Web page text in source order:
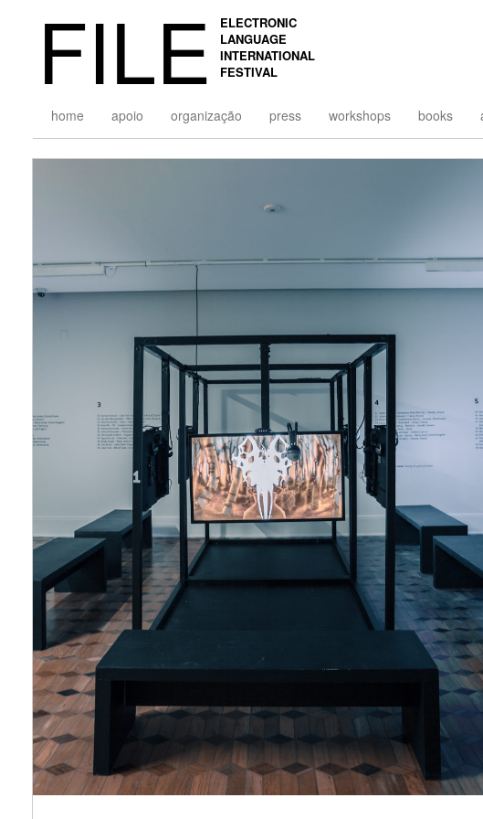
FILE
ELECTRONIC
LANGUAGE
INTERNATIONAL
FESTIVAL
home apoio organização press workshops books